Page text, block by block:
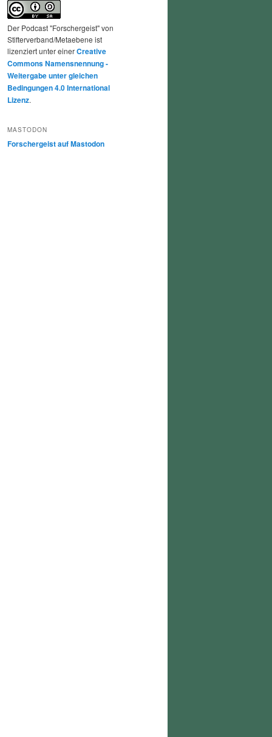
Der Podcast "Forschergeist" von
Stifterverband/Metaebene ist
lizenziert unter einerCreative
Commons Namensnennung -
Weitergabe unter gleichen
Bedingungen 4.0 International
Lizenz.
MASTODON
Forschergeist auf Mastodon